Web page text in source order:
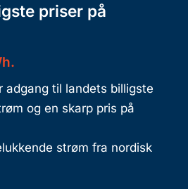
priser på
adgang til landets billigste
og en skarp pris på
strøm fra nordisk